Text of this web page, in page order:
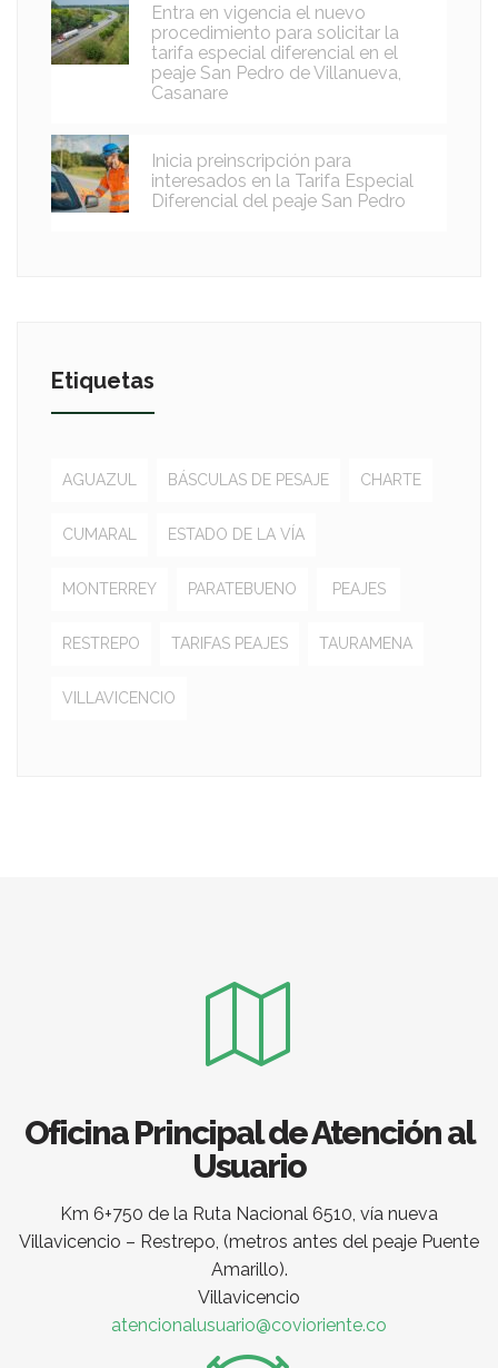
Entra en vigencia el nuevo
procedimiento para solicitar la
tarifa especial diferencial en el
peaje San Pedro de Villanueva,
Casanare
Inicia preinscripción para
interesados en la Tarifa Especial
Diferencial del peaje San Pedro
Etiquetas
AGUAZUL BÁSCULAS DE PESAJE CHARTE
CUMARAL ESTADO DE LA VÍA
MONTERREY PARATEBUENO PEAJES
RESTREPO TARIFAS PEAJES TAURAMENA
VILLAVICENCIO
Oficina Principal de Atención al
Usuario
Km 6+750 de la Ruta Nacional 6510, vía nueva
Villavicencio – Restrepo, (metros antes del peaje Puente
Amarillo).
Villavicencio
atencionalusuario@covioriente.co